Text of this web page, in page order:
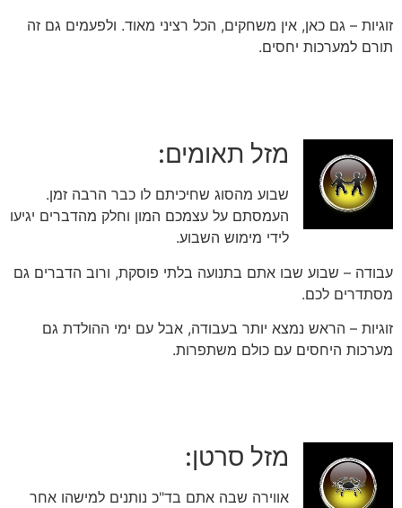
זוגיות – גם כאן, אין משחקים, הכל רציני מאוד. ולפעמים גם זה
תורם למערכות יחסים.
מזל תאומים:
שבוע מהסוג שחיכיתם לו כבר הרבה זמן.
העמסתם על עצמכם המון וחלק מהדברים יגיעו
לידי מימוש השבוע.
עבודה – שבוע שבו אתם בתנועה בלתי פוסקת, ורוב הדברים גם
מסתדרים לכם.
זוגיות – הראש נמצא יותר בעבודה, אבל עם ימי ההולדת גם
מערכות היחסים עם כולם משתפרות.
מזל סרטן:
אווירה שבה אתם בד"כ נותנים למישהו אחר